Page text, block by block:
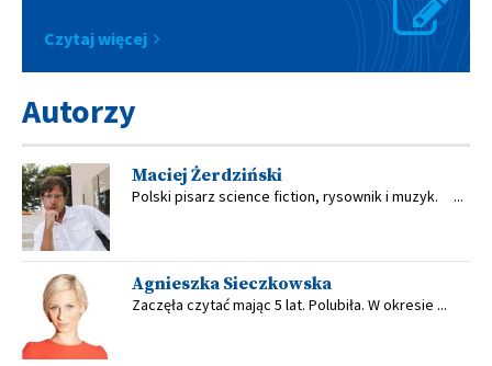
Czytaj więcej
Autorzy
Maciej Żerdziński
Polski pisarz science fiction, rysownik i muzyk. ...
Agnieszka Sieczkowska
Zaczęła czytać mając 5 lat. Polubiła. W okresie ...